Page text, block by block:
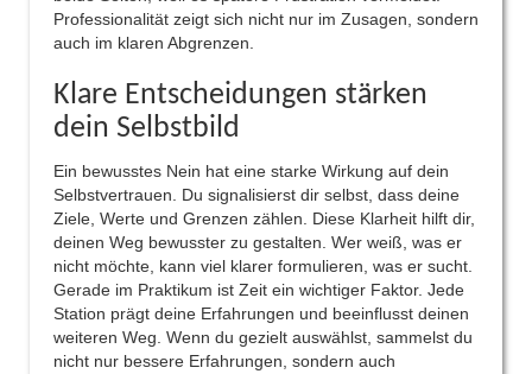
Professionalität zeigt sich nicht nur im Zusagen, sondern
auch im klaren Abgrenzen.
Klare Entscheidungen stärken
dein Selbstbild
Ein bewusstes Nein hat eine starke Wirkung auf dein
Selbstvertrauen. Du signalisierst dir selbst, dass deine
Ziele, Werte und Grenzen zählen. Diese Klarheit hilft dir,
deinen Weg bewusster zu gestalten. Wer weiß, was er
nicht möchte, kann viel klarer formulieren, was er sucht.
Gerade im Praktikum ist Zeit ein wichtiger Faktor. Jede
Station prägt deine Erfahrungen und beeinflusst deinen
weiteren Weg. Wenn du gezielt auswählst, sammelst du
nicht nur bessere Erfahrungen, sondern auch